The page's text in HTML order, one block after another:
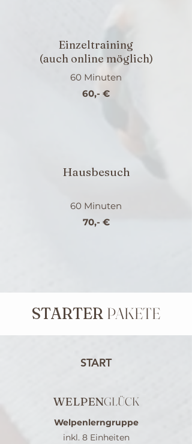
Einzeltraining
(auch online möglich)
60 Minuten
60,- €
Hausbesuch
60 Minuten
70,- €
STARTER PAKETE
START
WELPENGLÜCK
Welpenlerngruppe
inkl. 8 Einheiten